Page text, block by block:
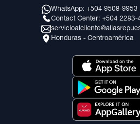
WhatsApp: +504 9508-9953
Contact Center: +504 2283-
Honduras - Centroamérica